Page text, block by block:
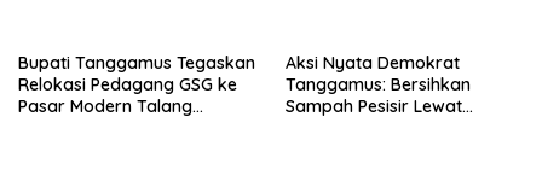
Bupati Tanggamus Tegaskan
Relokasi Pedagang GSG ke
Pasar Modern Talang
Aksi Nyata Demokrat
Tanggamus: Bersihkan
Sampah Pesisir Lewat